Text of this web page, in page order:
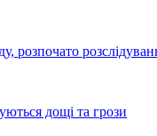
розпочато
дощі та грози